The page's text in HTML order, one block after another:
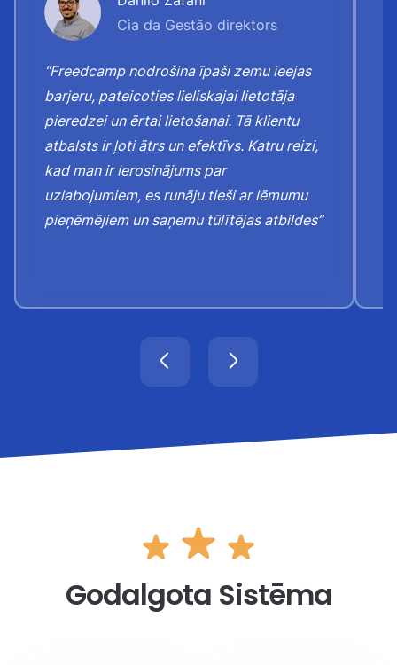
Cia da Gestão direktors
“Freedcamp nodrošina īpaši zemu ieejas
barjeru, pateicoties lieliskajai lietotāja
pieredzei un ērtai lietošanai. Tā klientu
atbalsts ir ļoti ātrs un efektīvs. Katru reizi,
kad man ir ierosinājums par
uzlabojumiem, es runāju tieši ar lēmumu
pieņēmējiem un saņemu tūlītējas atbildes”
Godalgota Sistēma